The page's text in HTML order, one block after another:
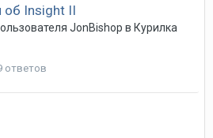
Insight II
JonBishop в Курилка
ответов